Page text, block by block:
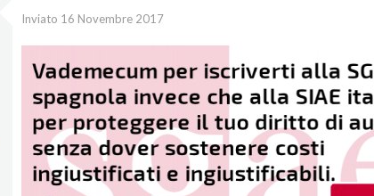
Inviato 16 Novembre 2017